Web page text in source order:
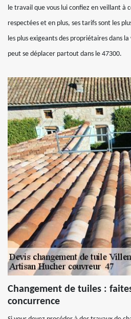
le travail que vous lui confiez en veillant à
respectées et en plus, ses tarifs sont les
les plus exigeants des propriétaires dans
peut se déplacer partout dans le 47300.
Changement de tuiles :
concurrence